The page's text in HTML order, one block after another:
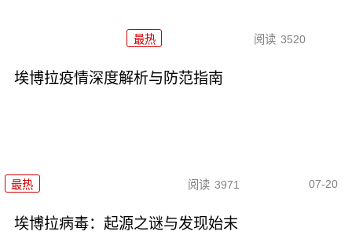
最热 阅读 3520
埃博拉疫情深度解析与防范指南
最热 阅读 3971 07-20
埃博拉病毒：起源之谜与发现始末